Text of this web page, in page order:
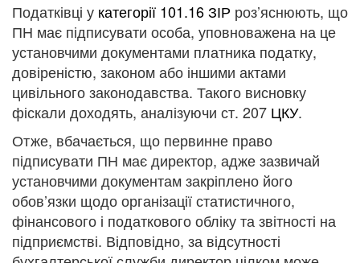
Податківці у категорії 101.16 ЗІР роз’яснюють, що
ПН має підписувати особа, уповноважена на це
установчими документами платника податку,
довіреністю, законом або іншими актами
цивільного законодавства. Такого висновку
фіскали доходять, аналізуючи ст. 207 ЦКУ.
Отже, вбачається, що первинне право
підписувати ПН має директор, адже зазвичай
установчими документам закріплено його
обов’язки щодо організації статистичного,
фінансового і податкового обліку та звітності на
підприємстві. Відповідно, за відсутності